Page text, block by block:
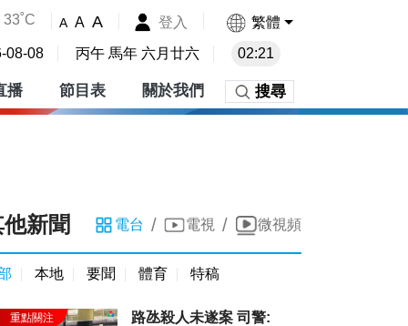
33˚C A A A 登入 繁體
08-08 丙午 馬年 六月廿六 02:21
播 節目表 關於我們 搜尋
新聞 電台 / 電視 / 微視頻
本地 要聞 體育 特稿
路氹殺人未遂案 司警: